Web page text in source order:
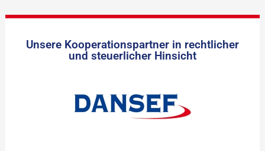
Unsere Kooperationspartner in rechtlicher
und steuerlicher Hinsicht